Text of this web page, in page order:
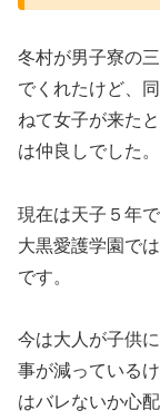
冬村が男子寮の
でくれたけど、
ねて女子が来た
は仲良しでした。
現在は天子５年
大黒愛護学園で
です。
今は大人が子供
事が減っている
はバレないか心配